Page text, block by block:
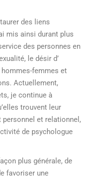
des liens
mis ainsi durant plus
des personnes en
le désir d’
femmes et
Actuellement,
je continue à
trouvent leur
personnel et relationnel,
de psychologue
plus générale, de
favoriser une